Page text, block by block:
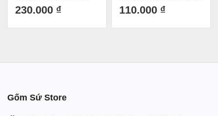
Dưa Hấu Decor Dễ Thương
Cốc Uống Nước Sứ Bát Tràng
230.000 ₫
màu xanh cổ vịt Bát Tràng
110.000 ₫
Gốm Sứ Store